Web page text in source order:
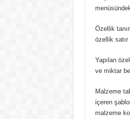
Özellik
özellik satır
Yapılan
ve miktar
Malzeme
içeren
malzeme